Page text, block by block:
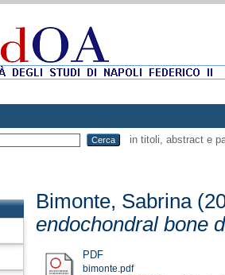
in titoli, abstract e
Bimonte, Sabrina
endochondral bone
PDF
bimonte.pdf